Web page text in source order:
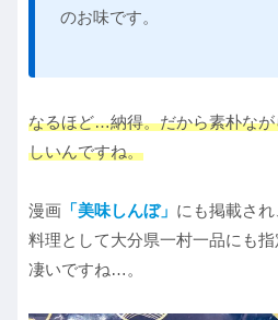
のお味です。
なるほど…納得。だから素朴な
しいんですね。
漫画 「美味しんぼ」 にも掲載さ
料理として大分県一村一品にも指
凄いですね…。